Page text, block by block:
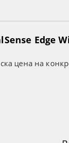
Edge
цена на